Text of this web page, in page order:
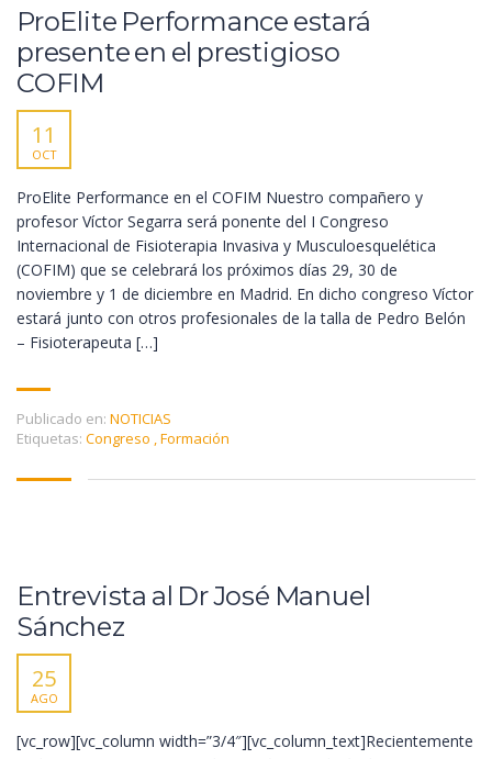
ProElite Performance estará
presente en el prestigioso
COFIM
11
OCT
ProElite Performance en el COFIM Nuestro compañero y
profesor Víctor Segarra será ponente del I Congreso
Internacional de Fisioterapia Invasiva y Musculoesquelética
(COFIM) que se celebrará los próximos días 29, 30 de
noviembre y 1 de diciembre en Madrid. En dicho congreso Víctor
estará junto con otros profesionales de la talla de Pedro Belón
– Fisioterapeuta […]
Publicado en: NOTICIAS
Etiquetas: Congreso ,Formación
Entrevista al Dr José Manuel
Sánchez
25
AGO
[vc_row][vc_column width=”3/4″][vc_column_text]Recientemente